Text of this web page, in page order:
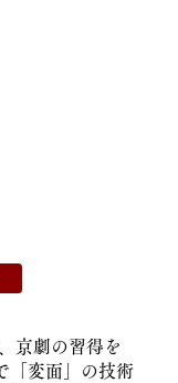
京劇の習得を
「変面」の技術